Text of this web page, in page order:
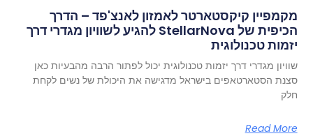
מקמפיין קיקסטארטר לאמזון לאנצ'פד – הדרך
הכיפית של StellarNova להגיע לשוויון מגדרי דרך
יזמות טכנולוגית
שוויון מגדרי דרך יזמות טכנולוגית יכול לפתור הרבה מהבעיות כאן
סצנת הסטארטאפים בישראל מדגישה את היכולת של נשים לקחת
חלק
Read More